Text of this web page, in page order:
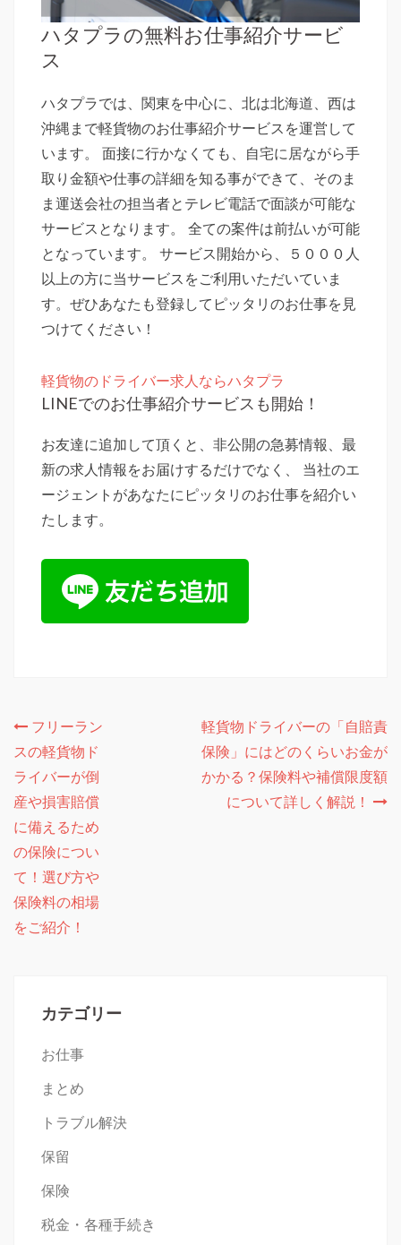
ハタプラの無料お仕事紹介サービ
ス
ハタプラでは、関東を中心に、北は北海道、西は
沖縄まで軽貨物のお仕事紹介サービスを運営して
います。 面接に行かなくても、自宅に居ながら手
取り金額や仕事の詳細を知る事ができて、そのま
ま運送会社の担当者とテレビ電話で面談が可能な
サービスとなります。 全ての案件は前払いが可能
となっています。 サービス開始から、５０００人
以上の方に当サービスをご利用いただいていま
す。ぜひあなたも登録してピッタリのお仕事を見
つけてください！
軽貨物のドライバー求人ならハタプラ
LINEでのお仕事紹介サービスも開始！
お友達に追加して頂くと、非公開の急募情報、最
新の求人情報をお届けするだけでなく、 当社のエ
ージェントがあなたにピッタリのお仕事を紹介い
たします。
投
稿
ナ
ビ
ゲ
ー
シ
フリーラン
スの軽貨物ド
ライバーが倒
産や損害賠償
に備えるため
の保険につい
て！選び方や
保険料の相場
をご紹介！
軽貨物ドライバーの「自賠責
保険」にはどのくらいお金が
かかる？保険料や補償限度額
について詳しく解説！
カテゴリー
お仕事
まとめ
トラブル解決
保留
保険
税金・各種手続き